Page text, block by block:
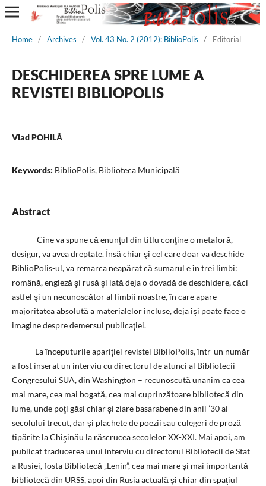
Home / Archives / Vol. 43 No. 2 (2012): BiblioPolis / Editorial
DESCHIDEREA SPRE LUME A
REVISTEI BIBLIOPOLIS
Vlad POHILĂ
Keywords: BiblioPolis, Biblioteca Municipală
Abstract
Cine va spune că enunţul din titlu conţine o metaforă,
desigur, va avea dreptate. Însă chiar şi cel care doar va deschide
BiblioPolis-ul, va remarca neapărat că sumarul e în trei limbi:
română, engleză şi rusă şi iată deja o dovadă de deschidere, căci
astfel şi un necunoscător al limbii noastre, în care apare
majoritatea absolută a materialelor incluse, deja îşi poate face o
imagine despre demersul publicaţiei.
La începuturile apariţiei revistei BiblioPolis, într-un număr
a fost inserat un interviu cu directorul de atunci al Bibliotecii
Congresului SUA, din Washington – recunoscută unanim ca cea
mai mare, cea mai bogată, cea mai cuprinzătoare bibliotecă din
lume, unde poţi găsi chiar şi ziare basarabene din anii ’30 ai
secolului trecut, dar şi plachete de poezii sau culegeri de proză
tipărite la Chişinău la răscrucea secolelor XX-XXI. Mai apoi, am
publicat traducerea unui interviu cu directorul Bibliotecii de Stat
a Rusiei, fosta Bibliotecă „Lenin”, cea mai mare şi mai importantă
bibliotecă din URSS, apoi din Rusia actuală şi chiar din spaţiul